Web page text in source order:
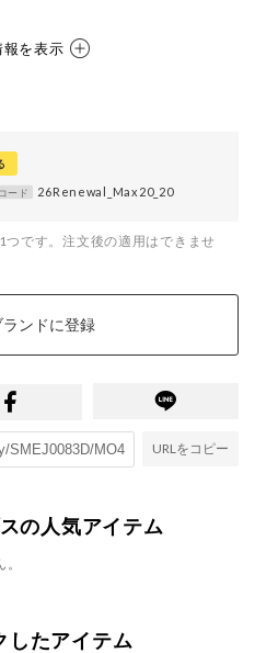
を表示
コード 26Renewal_Max20_20
です。注文後の適用はできませ
ランドに登録
URLをコピー
の人気アイテム
したアイテム